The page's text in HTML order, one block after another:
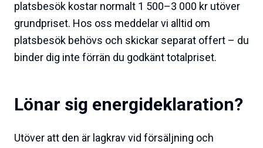
platsbesök kostar normalt 1 500–3 000 kr utöver
grundpriset. Hos oss meddelar vi alltid om
platsbesök behövs och skickar separat offert – du
binder dig inte förrän du godkänt totalpriset.
Lönar sig energideklaration?
Utöver att den är lagkrav vid försäljning och